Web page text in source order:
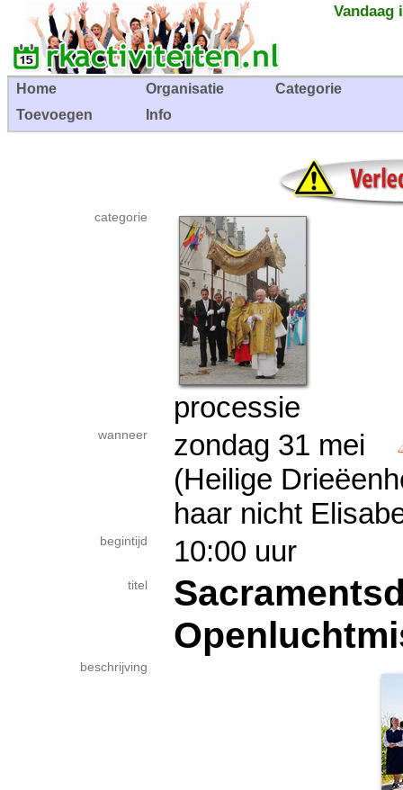
Vandaag
Home Organisatie
Categorie
Toevoegen
Info
categorie
processie
wanneer
zondag 31 mei
(Heilige
haar nicht
begintijd 10:00 uur
titel
beschrijving